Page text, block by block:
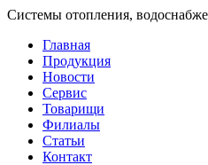
Системы отопления,
Главная
Продукция
Новости
Сервис
Товарищи
Филиалы
Статьи
Контакт